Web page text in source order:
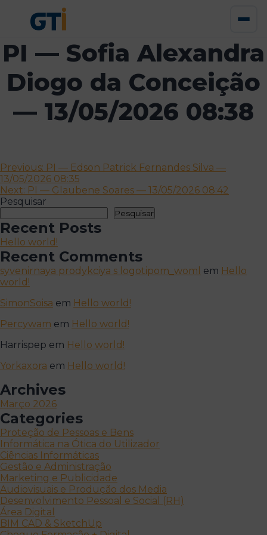
PI — Sofia Alexandra
Diogo da Conceição
— 13/05/2026 08:38
Navegação
de
artigos
Previous: PI — Edson Patrick Fernandes Silva —
13/05/2026 08:35
Next: PI — Glaubene Soares — 13/05/2026 08:42
Pesquisar
Pesquisar
Recent Posts
Hello world!
Recent Comments
syvenirnaya prodykciya s logotipom_woml em Hello
world!
SimonSoisa em Hello world!
Percywam em Hello world!
Harrispep em Hello world!
Yorkaxora em Hello world!
Archives
Março 2026
Categories
Proteção de Pessoas e Bens
Informática na Ótica do Utilizador
Ciências Informáticas
Gestão e Administração
Marketing e Publicidade
Audiovisuais e Produção dos Media
Desenvolvimento Pessoal e Social (RH)
Área Digital
BIM CAD & SketchUp